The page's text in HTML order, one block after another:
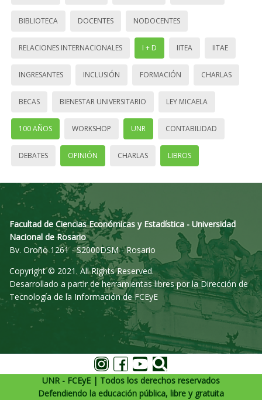
BIBLIOTECA DOCENTES NODOCENTES
RELACIONES INTERNACIONALES I + D IITEA IITAE
INGRESANTES INCLUSIÓN FORMACIÓN CHARLAS
BECAS BIENESTAR UNIVERSITARIO LEY MICAELA
100 AÑOS WORKSHOP UNR CONTABILIDAD
DEBATES OPINIÓN CHARLAS LIBROS
Facultad de Ciencias Económicas y Estadística - Universidad
Nacional de Rosario
Bv. Oroño 1261 - S2000DSM - Rosario
Copyright © 2021. All Rights Reserved.
Desarrollado a partir de herramientas libres por la Dirección de
Tecnología de la Información de FCEyE
UNR - FCEyE | Todos los derechos reservados
Defendiendo la educación pública, libre y gratuita